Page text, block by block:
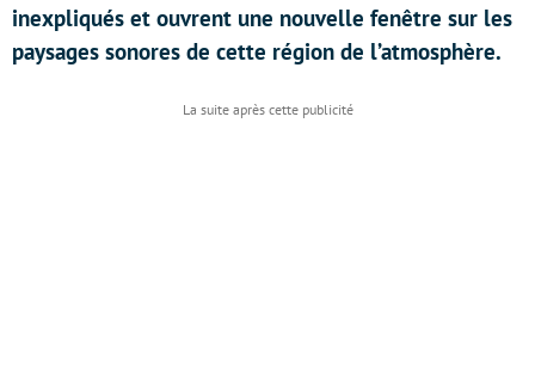
inexpliqués et ouvrent une nouvelle fenêtre sur les
paysages sonores de cette région de l’atmosphère.